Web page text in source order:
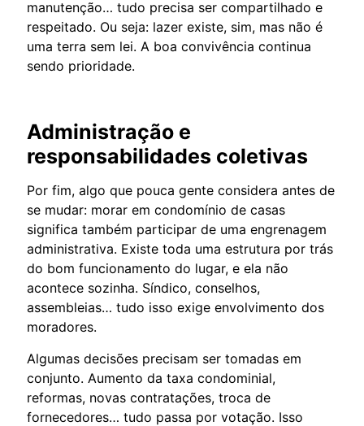
manutenção… tudo precisa ser compartilhado e
respeitado. Ou seja: lazer existe, sim, mas não é
uma terra sem lei. A boa convivência continua
sendo prioridade.
Administração e
responsabilidades coletivas
Por fim, algo que pouca gente considera antes de
se mudar: morar em condomínio de casas
significa também participar de uma engrenagem
administrativa. Existe toda uma estrutura por trás
do bom funcionamento do lugar, e ela não
acontece sozinha. Síndico, conselhos,
assembleias… tudo isso exige envolvimento dos
moradores.
Algumas decisões precisam ser tomadas em
conjunto. Aumento da taxa condominial,
reformas, novas contratações, troca de
fornecedores… tudo passa por votação. Isso